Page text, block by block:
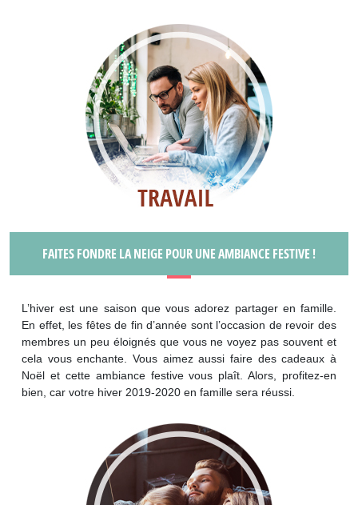
FAITES FONDRE LA NEIGE POUR UNE AMBIANCE FESTIVE !
L’hiver est une saison que vous adorez partager en famille.
En effet, les fêtes de fin d’année sont l’occasion de revoir des
membres un peu éloignés que vous ne voyez pas souvent et
cela vous enchante. Vous aimez aussi faire des cadeaux à
Noël et cette ambiance festive vous plaît. Alors, profitez-en
bien, car votre hiver 2019-2020 en famille sera réussi.